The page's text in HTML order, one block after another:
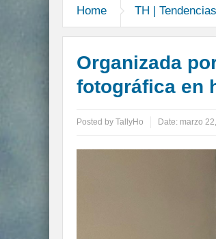
Home TH | Tendencias
Organizada
fotográfica en
Posted by TallyHo Date: marzo